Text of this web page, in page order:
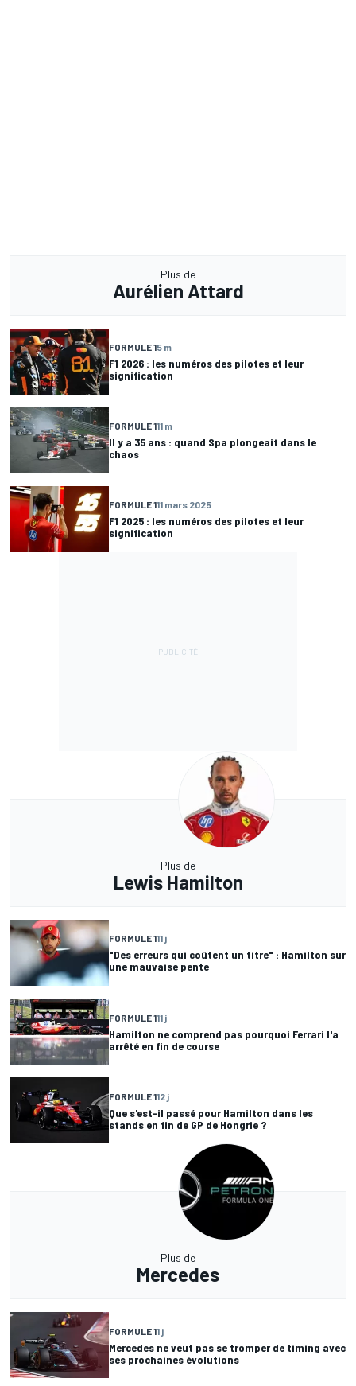
Plus de
Aurélien Attard
FORMULE 15 m
F1 2026 : les numéros des pilotes et leur
signification
FORMULE 111 m
Il y a 35 ans : quand Spa plongeait dans le
chaos
FORMULE 111 mars 2025
F1 2025 : les numéros des pilotes et leur
signification
Plus de
Lewis Hamilton
FORMULE 111 j
"Des erreurs qui coûtent un titre" : Hamilton sur
une mauvaise pente
FORMULE 111 j
Hamilton ne comprend pas pourquoi Ferrari l'a
arrêté en fin de course
FORMULE 112 j
Que s'est-il passé pour Hamilton dans les
stands en fin de GP de Hongrie ?
Plus de
Mercedes
FORMULE 11 j
Mercedes ne veut pas se tromper de timing avec
ses prochaines évolutions